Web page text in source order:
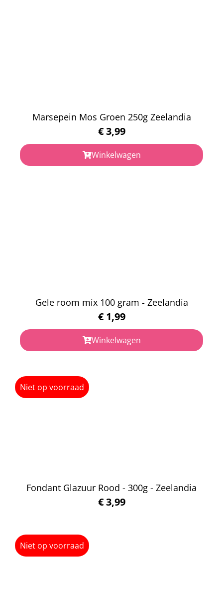
Marsepein Mos Groen 250g Zeelandia
€3,99
Winkelwagen
Gele room mix 100 gram - Zeelandia
€1,99
Winkelwagen
Niet op voorraad
Fondant Glazuur Rood - 300g - Zeelandia
€3,99
Niet op voorraad